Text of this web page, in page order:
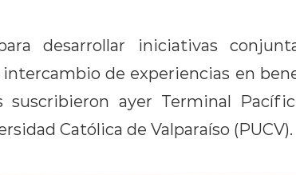
desarrollar iniciativas
intercambio de experiencias en
suscribieron ayer Terminal
Católica de Valparaíso (PUCV).